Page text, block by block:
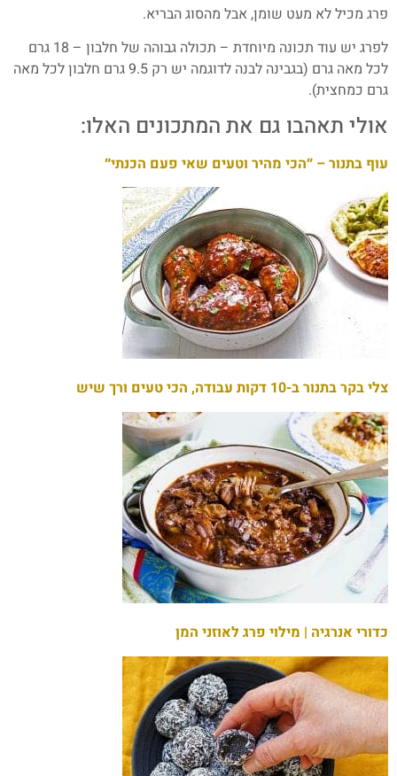
פרג מכיל לא מעט שומן, אבל מהסוג הבריא.
לפרג יש עוד תכונה מיוחדת – תכולה גבוהה של חלבון – 18 גרם
לכל מאה גרם (בגבינה לבנה לדוגמה יש רק 9.5 גרם חלבון לכל מאה
גרם כמחצית).
אולי תאהבו גם את המתכונים האלו:
עוף בתנור – ״הכי מהיר וטעים שאי פעם הכנתי״
צלי בקר בתנור ב-10 דקות עבודה, הכי טעים ורך שיש
כדורי אנרגיה | מילוי פרג לאוזני המן